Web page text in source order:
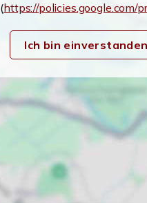
(https://policies.google.com/
Ich bin einverstanden